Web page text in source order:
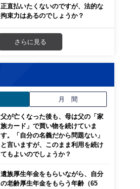
正直払いたくないのですが、法的な
拘束力はあるのでしょうか？
さらに見る
月 間
父が亡くなった後も、母は父の「家
族カード」で買い物を続けていま
す。「自分の名義だから問題ない」
と言いますが、このまま利用を続け
てもよいのでしょうか？
遺族厚生年金をもらいながら、自分
の老齢厚生年金をもらう年齢（65